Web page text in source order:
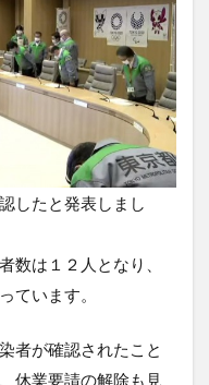
したと発表しまし
数は１２人となり、
ています。
者が確認されたこと
休業要請の解除も見